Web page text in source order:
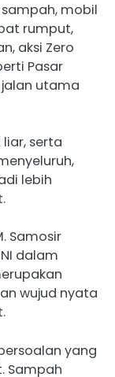
mobil
rumput,
aksi Zero
Pasar
jalan utama
serta
lebih
Samosir
dalam
wujud nyata
yang
Sampah